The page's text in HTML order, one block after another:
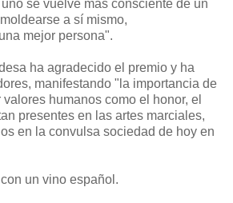
se vuelve más consciente de un
a sí mismo,
mejor persona".
ha agradecido el premio y ha
manifestando "la importancia de
humanos como el honor, el
presentes en las artes marciales,
en la convulsa sociedad de hoy en
un vino español.